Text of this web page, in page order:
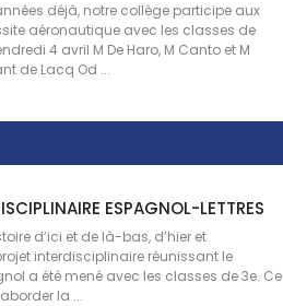
déjà, notre collège participe aux
aéronautique avec les classes de
4 avril M De Haro, M Canto et M
de Lacq Od ...
ESPAGNOL-LETTRES
d’ici et de là-bas, d’hier et
interdisciplinaire réunissant le
a été mené avec les classes de 3e. Ce
la ...